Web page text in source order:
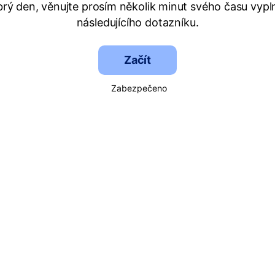
den, věnujte prosím několik minut svého času
následujícího dotazníku.
Začít
Zabezpečeno